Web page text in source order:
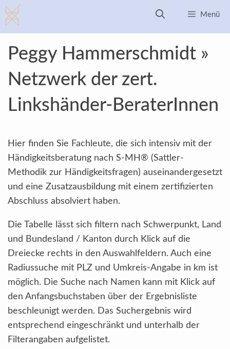
Zum
Inhalt
springen
Menü
Peggy Hammerschmidt »
Netzwerk der zert.
Linkshänder-BeraterInnen
Hier finden Sie Fachleute, die sich intensiv mit der
Händigkeitsberatung nach S-MH® (Sattler-
Methodik zur Händigkeitsfragen) auseinandergesetzt
und eine Zusatzausbildung mit einem zertifizierten
Abschluss absolviert haben.
Die Tabelle lässt sich filtern nach Schwerpunkt, Land
und Bundesland / Kanton durch Klick auf die
Dreiecke rechts in den Auswahlfeldern. Auch eine
Radiussuche mit PLZ und Umkreis-Angabe in km ist
möglich. Die Suche nach Namen kann mit Klick auf
den Anfangsbuchstaben über der Ergebnisliste
beschleunigt werden. Das Suchergebnis wird
entsprechend eingeschränkt und unterhalb der
Filterangaben aufgelistet.